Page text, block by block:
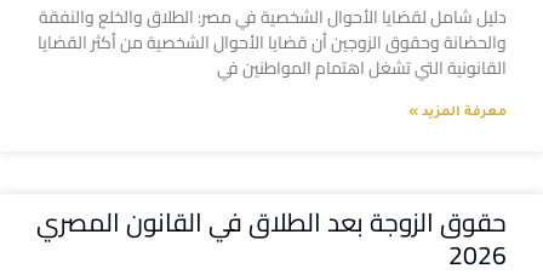
دليل شامل لقضايا الأحوال الشخصية في مصر: الطلاق والخلع والنفقة
والحضانة وحقوق الزوجين أن قضايا الأحوال الشخصية من أكثر القضايا
القانونية التي تشغل اهتمام المواطنين في
معرفة المزيد »
حقوق الزوجة بعد الطلاق في القانون المصري
2026